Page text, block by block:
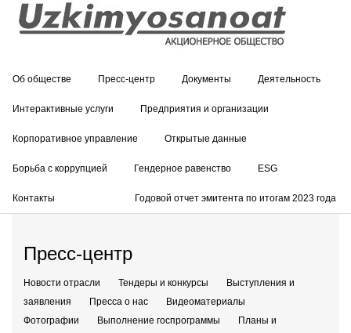
Об обществе Пресс-центр Документы Деятельность
Интерактивные услуги Предприятия и организации
Корпоративное управление Открытые данные
Борьба с коррупцией Гендерное равенство ESG
Контакты Годовой отчет эмитента по итогам 2023 года
Пресс-центр
Новости отрасли Тендеры и конкурсы
Выступления и
заявления
Пресса о нас
Видеоматериалы
Фотографии
Выполнение госпрограммы
Планы и